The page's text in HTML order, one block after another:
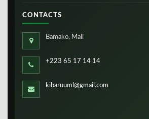
CONTACTS
Bamako, Mali
+223 65 17 14 14
kibaruuml@gmail.com